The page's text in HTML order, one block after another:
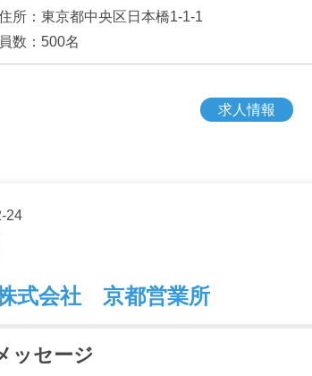
所：東京都中央区日本橋1‑1‑1
数：500名
求人情報
24
式会社 京都営業所
ッセージ